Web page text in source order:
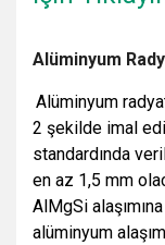
Alüminyum
Alüminyum
2 şekilde imal
standardında
en az 1,5 mm
AlMgSi
alüminyum